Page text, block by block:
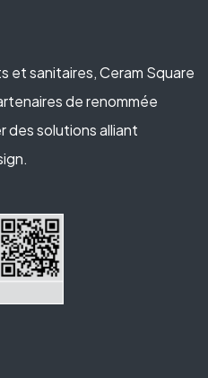
et sanitaires, Ceram Square
de renommée
des solutions alliant